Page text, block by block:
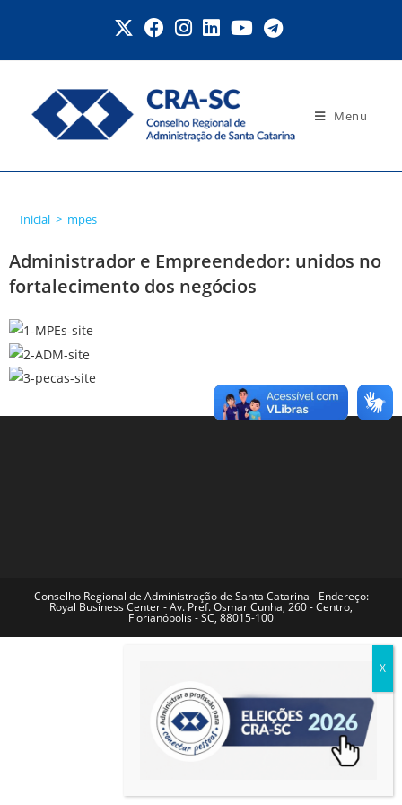
Menu
Inicial > mpes
Administrador e Empreendedor: unidos no
fortalecimento dos negócios
Conselho Regional de Administração de Santa Catarina - Endereço:
Royal Business Center - Av. Pref. Osmar Cunha, 260 - Centro,
Florianópolis - SC, 88015-100